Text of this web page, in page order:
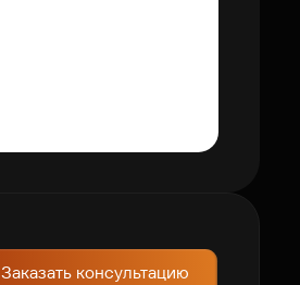
Заказать консультацию